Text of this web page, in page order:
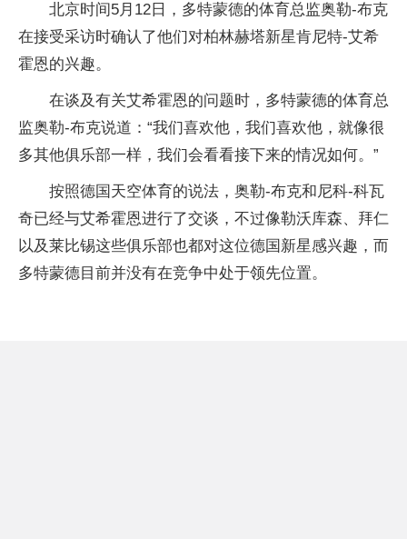
北京时间5月12日，多特蒙德的体育总监奥勒-布克
在接受采访时确认了他们对柏林赫塔新星肯尼特-艾希
霍恩的兴趣。
在谈及有关艾希霍恩的问题时，多特蒙德的体育总
监奥勒-布克说道：“我们喜欢他，我们喜欢他，就像很
多其他俱乐部一样，我们会看看接下来的情况如何。”
按照德国天空体育的说法，奥勒-布克和尼科-科瓦
奇已经与艾希霍恩进行了交谈，不过像勒沃库森、拜仁
以及莱比锡这些俱乐部也都对这位德国新星感兴趣，而
多特蒙德目前并没有在竞争中处于领先位置。